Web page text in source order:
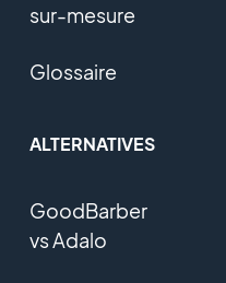
sur-mesure
Glossaire
ALTERNATIVES
GoodBarber
vs Adalo